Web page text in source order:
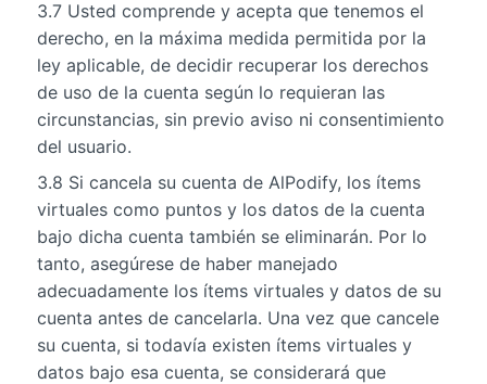
3.7 Usted comprende y acepta que tenemos el
derecho, en la máxima medida permitida por la
ley aplicable, de decidir recuperar los derechos
de uso de la cuenta según lo requieran las
circunstancias, sin previo aviso ni consentimiento
del usuario.
3.8 Si cancela su cuenta de AlPodify, los ítems
virtuales como puntos y los datos de la cuenta
bajo dicha cuenta también se eliminarán. Por lo
tanto, asegúrese de haber manejado
adecuadamente los ítems virtuales y datos de su
cuenta antes de cancelarla. Una vez que cancele
su cuenta, si todavía existen ítems virtuales y
datos bajo esa cuenta, se considerará que